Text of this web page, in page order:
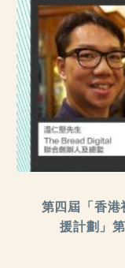
第四屆「香
援計劃」